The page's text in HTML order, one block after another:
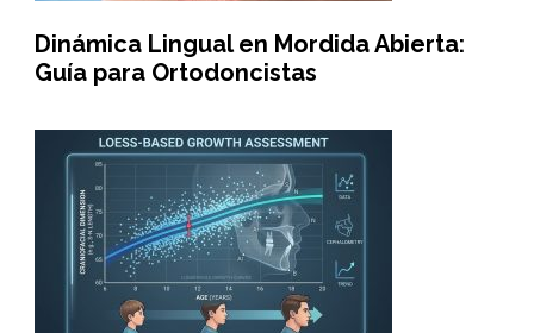
Dinámica Lingual en Mordida Abierta:
Guía para Ortodoncistas